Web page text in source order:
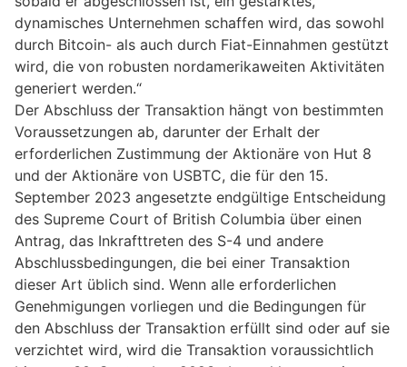
dynamisches Unternehmen schaffen wird, das sowohl
durch Bitcoin- als auch durch Fiat-Einnahmen gestützt
wird, die von robusten nordamerikaweiten Aktivitäten
generiert werden.“
Der Abschluss der Transaktion hängt von bestimmten
Voraussetzungen ab, darunter der Erhalt der
erforderlichen Zustimmung der Aktionäre von Hut 8
und der Aktionäre von USBTC, die für den 15.
September 2023 angesetzte endgültige Entscheidung
des Supreme Court of British Columbia über einen
Antrag, das Inkrafttreten des S-4 und andere
Abschlussbedingungen, die bei einer Transaktion
dieser Art üblich sind. Wenn alle erforderlichen
Genehmigungen vorliegen und die Bedingungen für
den Abschluss der Transaktion erfüllt sind oder auf sie
verzichtet wird, wird die Transaktion voraussichtlich